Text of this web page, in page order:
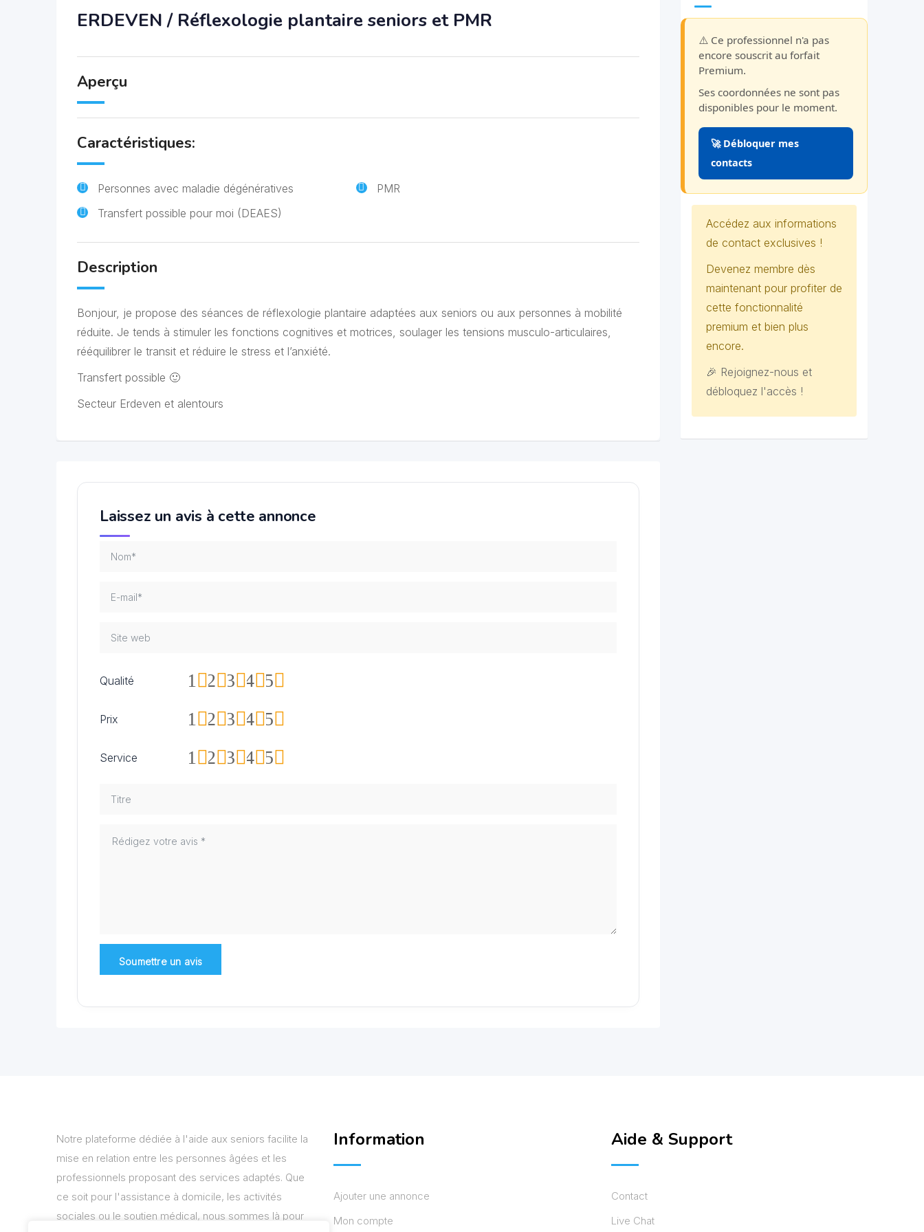
ERDEVEN / Réflexologie plantaire seniors et PMR
Aperçu
Caractéristiques:
Personnes avec maladie dégénératives
PMR
Transfert possible pour moi (DEAES)
Description
Bonjour, je propose des séances de réflexologie plantaire adaptées aux seniors ou aux personnes à mobilité
réduite. Je tends à stimuler les fonctions cognitives et motrices, soulager les tensions musculo-articulaires,
rééquilibrer le transit et réduire le stress et l’anxiété.
Transfert possible 🙂
Secteur Erdeven et alentours
Laissez un avis à cette annonce
Qualité 5
4
3
2
1
Prix 5
4
3
2
1
Service 5
4
3
2
1
⚠️ Ce professionnel n'a pas
encore souscrit au forfait
Premium.
Ses coordonnées ne sont pas
disponibles pour le moment.
🚀 Débloquer mes
contacts
Accédez aux informations
de contact exclusives !
Devenez membre dès
maintenant pour profiter de
cette fonctionnalité
premium et bien plus
encore.
🎉 Rejoignez-nous et
débloquez l'accès !
Notre plateforme dédiée à l'aide aux seniors facilite la
mise en relation entre les personnes âgées et les
professionnels proposant des services adaptés. Que
ce soit pour l'assistance à domicile, les activités
sociales ou le soutien médical, nous sommes là pour
Information
Ajouter une annonce
Mon compte
Aide & Support
Contact
Live Chat